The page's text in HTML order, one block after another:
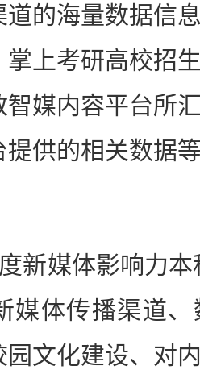
道的海量数据信
掌上考研高校招
智媒内容平台所
提供的相关数据
媒体影响力本
媒体传播渠道
园文化建设、对